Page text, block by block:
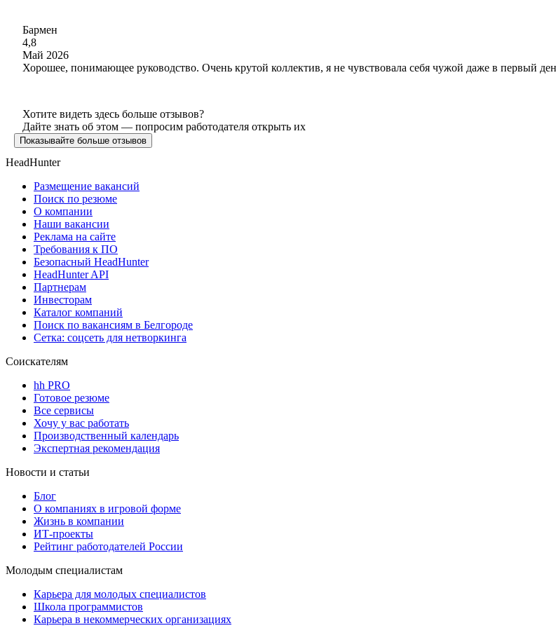
Бармен
4,8
Май 2026
Хорошее, понимающее руководство. Очень крутой коллектив, я не чувствовала себя чужой даже в первый
Хотите видеть здесь больше отзывов?
Дайте знать об этом — попросим работодателя открыть их
Показывайте больше отзывов
HeadHunter
Размещение вакансий
Поиск по резюме
О компании
Наши вакансии
Реклама на сайте
Требования к ПО
Безопасный HeadHunter
HeadHunter API
Партнерам
Инвесторам
Каталог компаний
Поиск по вакансиям в Белгороде
Сетка: соцсеть для нетворкинга
Соискателям
hh PRO
Готовое резюме
Все сервисы
Хочу у вас работать
Производственный календарь
Экспертная рекомендация
Новости и статьи
Блог
О компаниях в игровой форме
Жизнь в компании
ИТ-проекты
Рейтинг работодателей России
Молодым специалистам
Карьера для молодых специалистов
Школа программистов
Карьера в некоммерческих организациях